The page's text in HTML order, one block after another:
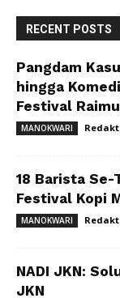
RECENT POSTS
Pangdam
hingga
Festival
MANOKWARI
18 Barista Se-
Festival Kopi
MANOKWARI
NADI JKN:
JKN